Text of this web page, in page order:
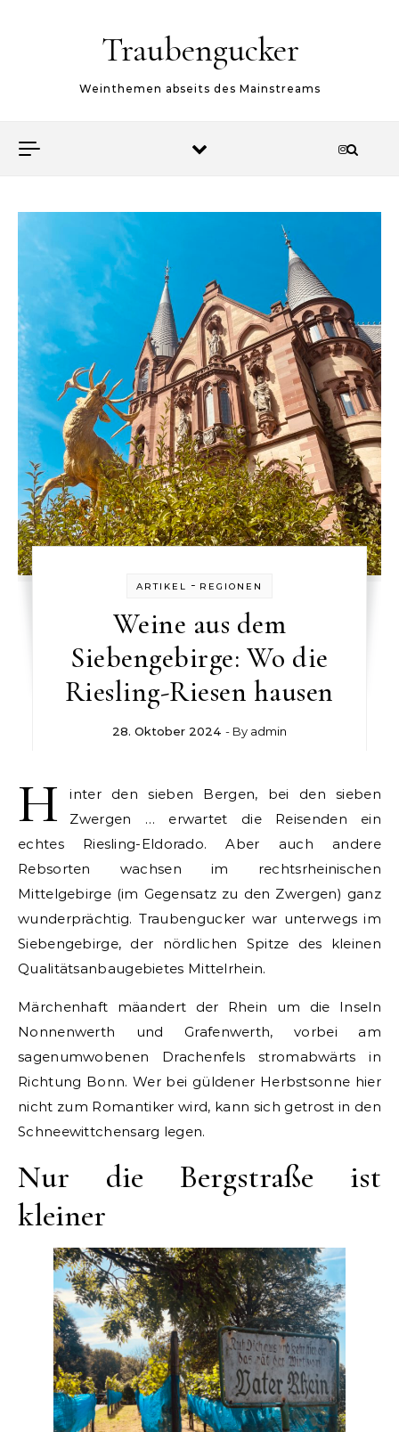
Traubengucker
Weinthemen abseits des Mainstreams
ARTIKEL - REGIONEN
Weine aus dem
Siebengebirge: Wo die
Riesling-Riesen hausen
28. Oktober 2024 - By admin
H
inter den sieben Bergen, bei den sieben
Zwergen … erwartet die Reisenden ein
echtes Riesling-Eldorado. Aber auch andere
Rebsorten wachsen im rechtsrheinischen
Mittelgebirge (im Gegensatz zu den Zwergen) ganz
wunderprächtig. Traubengucker war unterwegs im
Siebengebirge, der nördlichen Spitze des kleinen
Qualitätsanbaugebietes Mittelrhein.
Märchenhaft mäandert der Rhein um die Inseln
Nonnenwerth und Grafenwerth, vorbei am
sagenumwobenen Drachenfels stromabwärts in
Richtung Bonn. Wer bei güldener Herbstsonne hier
nicht zum Romantiker wird, kann sich getrost in den
Schneewittchensarg legen.
Nur die Bergstraße ist
kleiner